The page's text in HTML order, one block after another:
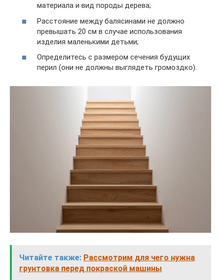
материала и вид породы дерева;
Расстояние между балясинами не должно
превышать 20 см в случае использования
изделия маленькими детьми;
Определитесь с размером сечения будущих
перил (они не должны выглядеть громоздко).
Читайте также: Рассмотрим для чего нужна
грунтовка перед покраской машины